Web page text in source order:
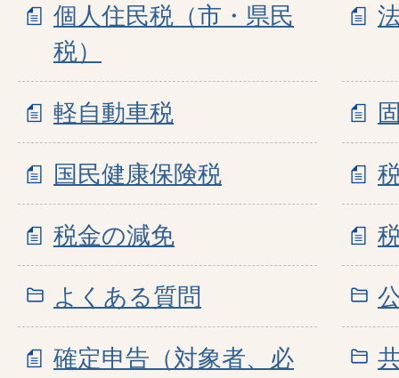
個人住民税（市・県民
税）
軽自動車税
国民健康保険税
税金の減免
よくある質問
確定申告（対象者、必